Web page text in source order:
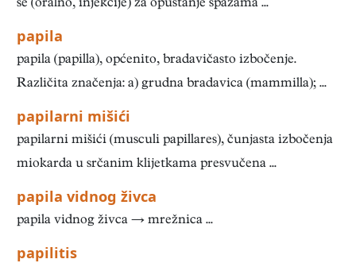
se (oralno, injekcije) za opuštanje spazama ...
papila
papila (papilla), općenito, bradavičasto izbočenje.
Različita značenja: a) grudna bradavica (mammilla); ...
papilarni mišići
papilarni mišići (musculi papillares), čunjasta izbočenja
miokarda u srčanim klijetkama presvučena ...
papila vidnog živca
papila vidnog živca → mrežnica ...
papilitis